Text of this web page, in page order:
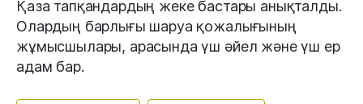
Қаза тапқандардың жеке бастары анықталды.
Олардың барлығы шаруа қожалығының
жұмысшылары, арасында үш әйел және үш ер
адам бар.